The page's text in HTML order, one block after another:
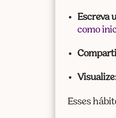
Escreva
como
Visualize
Esses